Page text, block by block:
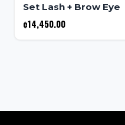
Set Lash + Brow Eye
¢14,450.00